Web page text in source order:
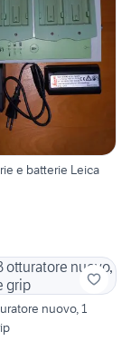
e batterie Leica
nuovo, 1